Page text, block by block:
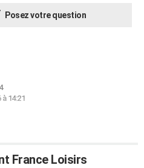
Posez votre question
à 14:21
France Loisirs